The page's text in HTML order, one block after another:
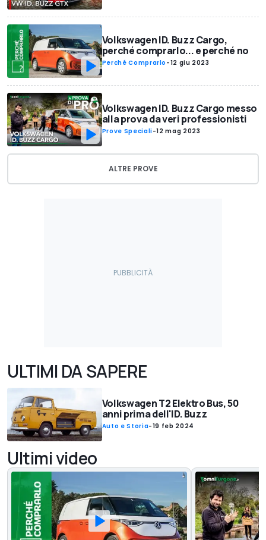
Volkswagen ID. Buzz Cargo,
perché comprarlo... e perché no
Perché Comprarlo -12 giu 2023
Volkswagen ID. Buzz Cargo messo
alla prova da veri professionisti
Prove Speciali-12 mag 2023
ALTRE PROVE
ULTIMI DA SAPERE
Volkswagen T2 Elektro Bus, 50
anni prima dell'ID. Buzz
Auto e Storia-19 feb 2024
Ultimi video